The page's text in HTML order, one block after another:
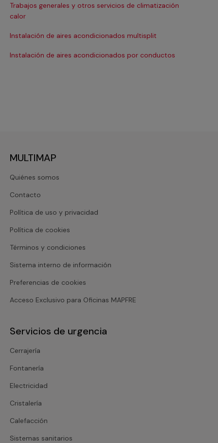
Trabajos generales y otros servicios de climatización
calor
Instalación de aires acondicionados multisplit
Instalación de aires acondicionados por conductos
MULTIMAP
Quiénes somos
Contacto
Política de uso y privacidad
Política de cookies
Términos y condiciones
Sistema interno de información
Preferencias de cookies
Acceso Exclusivo para Oficinas MAPFRE
Servicios de urgencia
Cerrajería
Fontanería
Electricidad
Cristalería
Calefacción
Sistemas sanitarios